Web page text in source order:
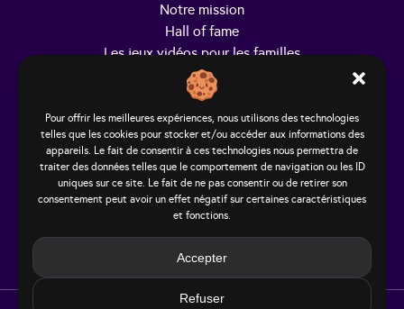
Pour offrir les meilleures expériences, nous utilisons des technologies
telles que les cookies pour stocker et/ou accéder aux informations des
appareils. Le fait de consentir à ces technologies nous permettra de
traiter des données telles que le comportement de navigation ou les ID
uniques sur ce site. Le fait de ne pas consentir ou de retirer son
consentement peut avoir un effet négatif sur certaines caractéristiques
et fonctions.
Accepter
Refuser
Notre mission
Hall of fame
Les jeux vidéos pour les familles
Trouver Helpy
Le studio
65, rue Hénon
69004 Lyon - France
contact@helpy-lejeu.fr